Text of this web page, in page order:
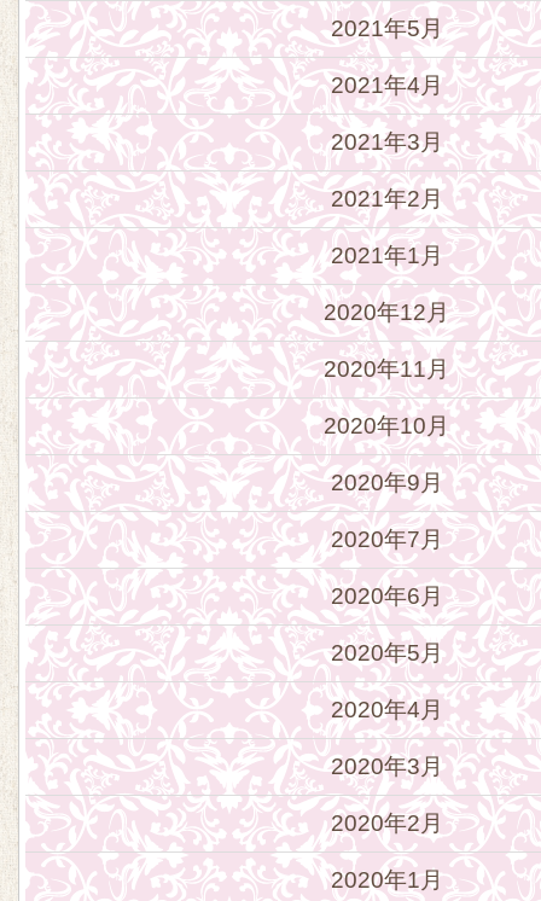
2021年5月
2021年4月
2021年3月
2021年2月
2021年1月
2020年12月
2020年11月
2020年10月
2020年9月
2020年7月
2020年6月
2020年5月
2020年4月
2020年3月
2020年2月
2020年1月